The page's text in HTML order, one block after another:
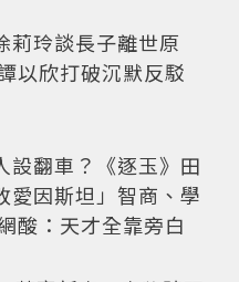
莉玲談長子離世原
以欣打破沉默反駁
設翻車？《逐玉》田
愛因斯坦」智商、學
酸：天才全靠旁白